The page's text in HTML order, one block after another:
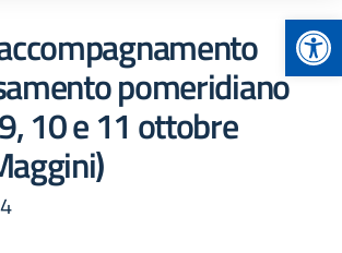
pomeridiano
10 e 11 ottobre